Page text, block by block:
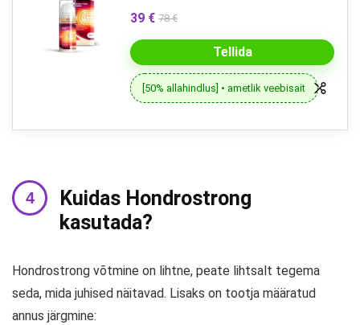
39 € 78 €
Tellida
[50% allahindlus] • ametlik veebisait
Kuidas Hondrostrong
kasutada?
Hondrostrong võtmine on lihtne, peate lihtsalt tegema
seda, mida juhised näitavad. Lisaks on tootja määratud
annus järgmine: